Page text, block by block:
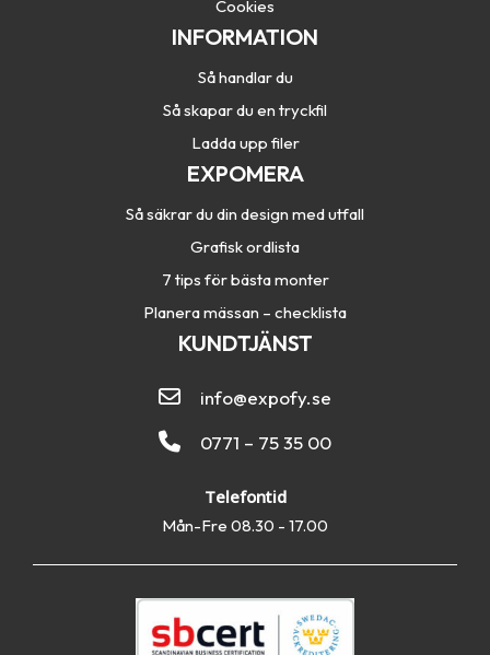
Cookies
INFORMATION
Så handlar du
Så skapar du en tryckfil
Ladda upp filer
EXPOMERA
Så säkrar du din design med utfall
Grafisk ordlista
7 tips för bästa monter
Planera mässan – checklista
KUNDTJÄNST
info@expofy.se
0771 – 75 35 00
Telefontid
Mån-Fre 08.30 - 17.00